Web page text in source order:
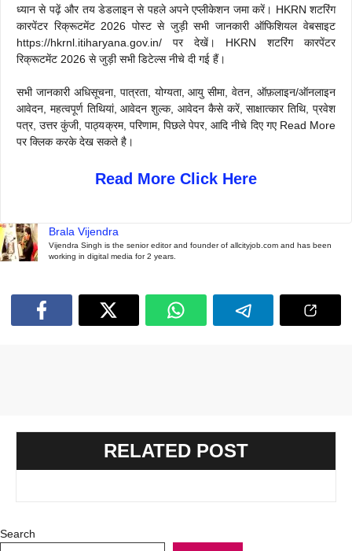
ध्यान से पढ़ें और तय डेडलाइन से पहले अपने एप्लीकेशन जमा करें। HKRN शटरिंग
कारपेंटर रिक्रूटमेंट 2026 पोस्ट से जुड़ी सभी जानकारी ऑफिशियल वेबसाइट
https://hkrnl.itiharyana.gov.in/ पर देखें। HKRN शटरिंग कारपेंटर
रिक्रूटमेंट 2026 से जुड़ी सभी डिटेल्स नीचे दी गई हैं।
सभी जानकारी अधिसूचना, पात्रता, योग्यता, आयु सीमा, वेतन, ऑफ़लाइन/ऑनलाइन
आवेदन, महत्वपूर्ण तिथियां, आवेदन शुल्क, आवेदन कैसे करें, साक्षात्कार तिथि, प्रवेश
पत्र, उत्तर कुंजी, पाठ्यक्रम, परिणाम, पिछले पेपर, आदि नीचे दिए गए Read More
पर क्लिक करके देख सकते है।
Read More Click Here
Brala Vijendra
Vijendra Singh is the senior editor and founder of allcityjob.com and has been
working in digital media for 2 years.
RELATED POST
Search